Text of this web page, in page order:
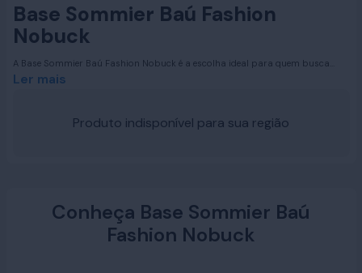
Base Sommier Baú Fashion
Nobuck
A Base Sommier Baú Fashion Nobuck é a escolha ideal para quem busca
otimizar espaço com praticidade e estilo. Disponível nas medidas Solteiro,
Ler mais
Produto indisponível para sua região
Conheça Base Sommier Baú
Fashion Nobuck